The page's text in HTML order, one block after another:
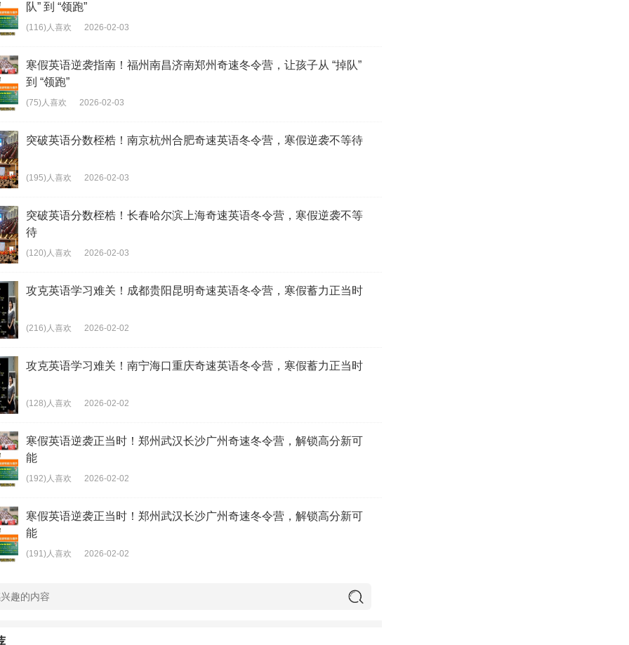
队” 到 “领跑”
(116)人喜欢 2026-02-03
寒假英语逆袭指南！福州南昌济南郑州奇速冬令营，让孩子从 “掉队”
到 “领跑”
(75)人喜欢 2026-02-03
突破英语分数桎梏！南京杭州合肥奇速英语冬令营，寒假逆袭不等待
(195)人喜欢 2026-02-03
突破英语分数桎梏！长春哈尔滨上海奇速英语冬令营，寒假逆袭不等
待
(120)人喜欢 2026-02-03
攻克英语学习难关！成都贵阳昆明奇速英语冬令营，寒假蓄力正当时
(216)人喜欢 2026-02-02
攻克英语学习难关！南宁海口重庆奇速英语冬令营，寒假蓄力正当时
(128)人喜欢 2026-02-02
寒假英语逆袭正当时！郑州武汉长沙广州奇速冬令营，解锁高分新可
能
(192)人喜欢 2026-02-02
寒假英语逆袭正当时！郑州武汉长沙广州奇速冬令营，解锁高分新可
能
(191)人喜欢 2026-02-02